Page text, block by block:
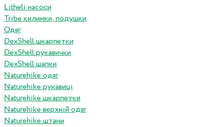
Litheli насоси
Tribe килимки, подушки
Одяг
DexShell шкарпетки
DexShell рукавички
DexShell шапки
Naturehike одяг
Naturehike рукавиці
Naturehike шкарпетки
Naturehike верхній одяг
Naturehike штани